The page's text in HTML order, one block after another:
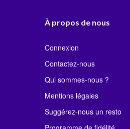
À propos de nous
Connexion
Contactez-nous
Qui sommes-nous ?
Mentions légales
Suggérez-nous un resto